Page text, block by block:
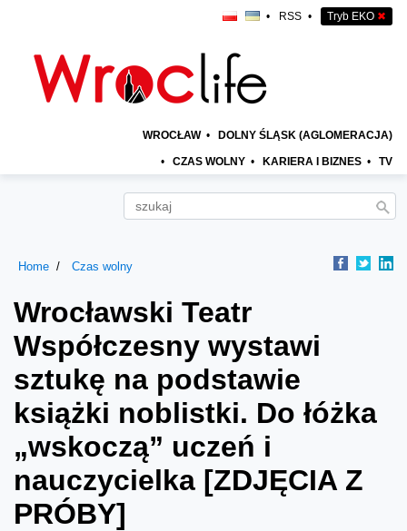
• RSS • Tryb EKO ✖
WROCŁAW • DOLNY ŚLĄSK (AGLOMERACJA)
• CZAS WOLNY • KARIERA I BIZNES • TV
Home Czas wolny
Wrocławski Teatr
Współczesny wystawi
sztukę na podstawie
książki noblistki. Do łóżka
„wskoczą” uczeń i
nauczycielka [ZDJĘCIA Z
PRÓBY]